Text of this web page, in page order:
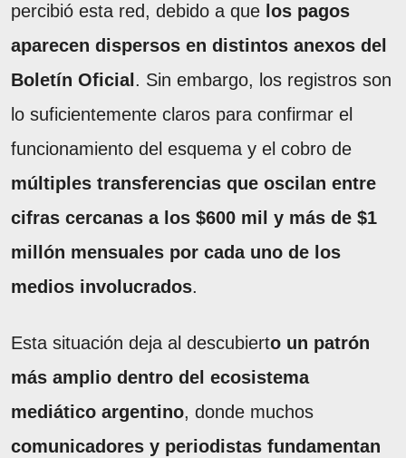
percibió esta red, debido a que los pagos
aparecen dispersos en distintos anexos del
Boletín Oficial . Sin embargo, los registros son
lo suficientemente claros para confirmar el
funcionamiento del esquema y el cobro de
múltiples transferencias que oscilan entre
cifras cercanas a los $600 mil y más de $1
millón mensuales por cada uno de los
medios involucrados.
Esta situación deja al descubierto un patrón
más amplio dentro del ecosistema
mediático argentino, donde muchos
comunicadores y periodistas fundamentan